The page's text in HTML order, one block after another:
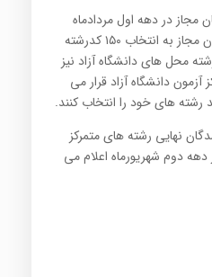
مجاز در دهه اول مردادماه
صورت می گیرد و داوطلبان مجاز به انتخاب ۱۵۰ کدرشته
محل های دانشگاه آزاد نیز
دانشگاه آزاد قرار می
رشته های خود را انتخاب کنند.
نهایی رشته های متمرکز
سراسری سال ۹۴ در دهه دوم شهریورماه اعلام می